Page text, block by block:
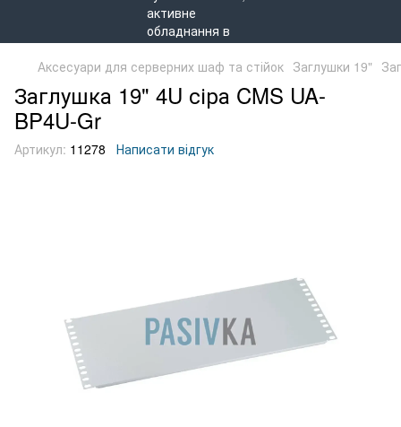
Аксесуари для серверних шаф та стійок Заглушки 19"
Заглушка 19" 4U сіра CMS UA-
BP4U-Gr
Артикул: 11278 Написати відгук